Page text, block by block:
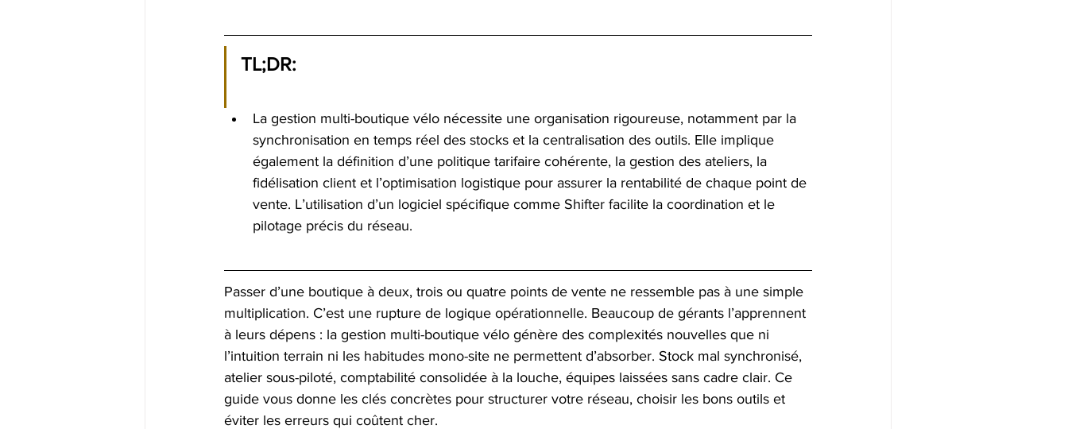
TL;DR:
La gestion multi-boutique vélo nécessite une organisation rigoureuse, notamment par la
synchronisation en temps réel des stocks et la centralisation des outils. Elle implique
également la définition d’une politique tarifaire cohérente, la gestion des ateliers, la
fidélisation client et l’optimisation logistique pour assurer la rentabilité de chaque point de
vente. L’utilisation d’un logiciel spécifique comme Shifter facilite la coordination et le
pilotage précis du réseau.
Passer d’une boutique à deux, trois ou quatre points de vente ne ressemble pas à une simple
multiplication. C’est une rupture de logique opérationnelle. Beaucoup de gérants l’apprennent
à leurs dépens : la gestion multi-boutique vélo génère des complexités nouvelles que ni
l’intuition terrain ni les habitudes mono-site ne permettent d’absorber. Stock mal synchronisé,
atelier sous-piloté, comptabilité consolidée à la louche, équipes laissées sans cadre clair. Ce
guide vous donne les clés concrètes pour structurer votre réseau, choisir les bons outils et
éviter les erreurs qui coûtent cher.